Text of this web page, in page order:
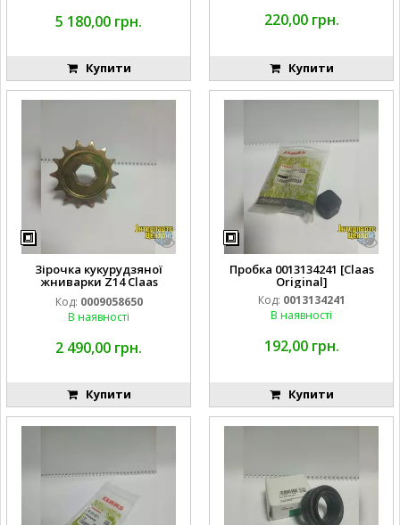
5 180,00 грн.
Купити
220,00 грн.
Купити
Зірочка кукурудзяної
жниварки Z14 Claas
0009058650
Код: 0009058650
В наявності
2 490,00 грн.
Купити
Пробка 0013134241 [Claas
Original]
Код: 0013134241
В наявності
192,00 грн.
Купити